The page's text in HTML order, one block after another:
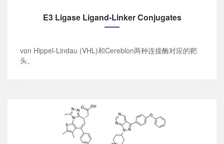
E3 Ligase Ligand-Linker Conjugates
von Hippel-Lindau (VHL)和Cereblon两种连接酶对应的靶
头。